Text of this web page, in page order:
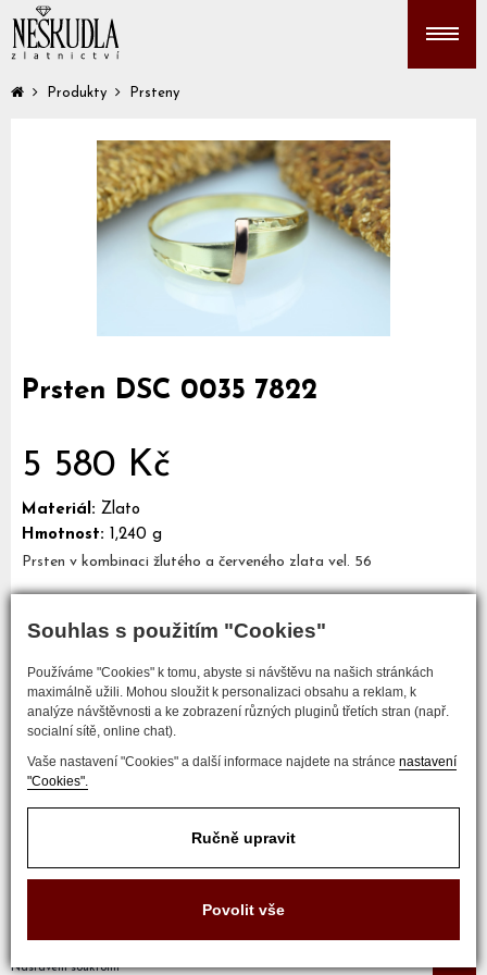
Souhlas s použitím "Cookies"
Používáme "Cookies" k tomu, abyste si návštěvu na našich stránkách
maximálně užili. Mohou sloužit k personalizaci obsahu a reklam, k
analýze návštěvnosti a ke zobrazení různých pluginů třetích stran (např.
socialní sítě, online chat).
Vaše nastavení "Cookies" a další informace najdete na stránce nastavení
"Cookies".
Ručně upravit
Povolit vše
Produkty Prsteny
Prsten DSC 0035 7822
5 580 Kč
Materiál: Zlato
Hmotnost: 1,240 g
Prsten v kombinaci žlutého a červeného zlata vel. 56
Mám zájem o tento šperk
COPYRIGHT © 2017 ZLATNICTVÍ NEŠKUDLA
Nastavení soukromí